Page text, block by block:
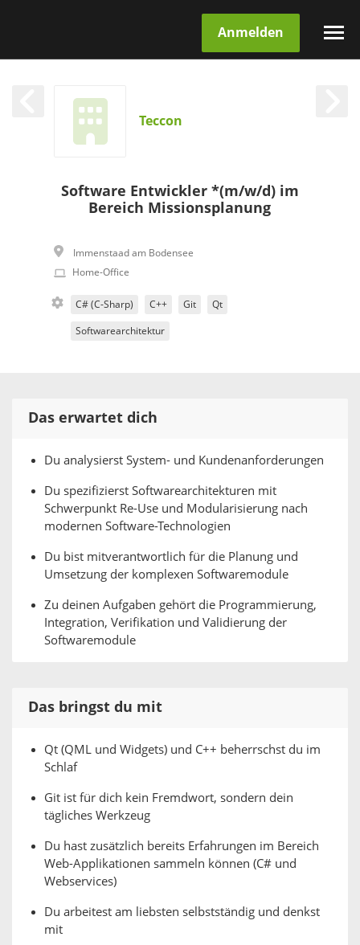
Anmelden
Teccon
Software Entwickler *(m/w/d) im
Bereich Missionsplanung
Immenstaad am Bodensee
Home-Office
C# (C-Sharp) C++ Git Qt
Softwarearchitektur
Das erwartet dich
Du analysierst System- und Kundenanforderungen
Du spezifizierst Softwarearchitekturen mit
Schwerpunkt Re-Use und Modularisierung nach
modernen Software-Technologien
Du bist mitverantwortlich für die Planung und
Umsetzung der komplexen Softwaremodule
Zu deinen Aufgaben gehört die Programmierung,
Integration, Verifikation und Validierung der
Softwaremodule
Das bringst du mit
Qt (QML und Widgets) und C++ beherrschst du im
Schlaf
Git ist für dich kein Fremdwort, sondern dein
tägliches Werkzeug
Du hast zusätzlich bereits Erfahrungen im Bereich
Web-Applikationen sammeln können (C# und
Webservices)
Du arbeitest am liebsten selbstständig und denkst
mit